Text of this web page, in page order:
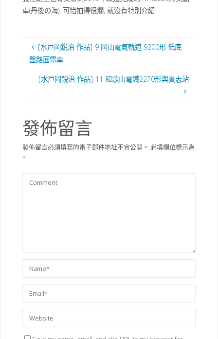
車(丹後の海), 可惜拍得很爛, 就沒有特別介紹
[水戸岡鋭治 作品]-9 岡山電氣軌道 9200形 低底
盤路面電車
[水戸岡鋭治 作品]-11 和歌山電鐵2270形與貴志站
發佈留言
發佈留言必須填寫的電子郵件地址不會公開。 必填欄位標示為
*